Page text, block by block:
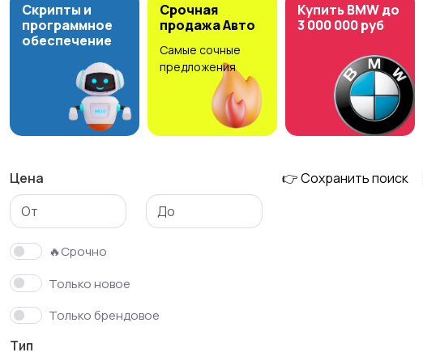
Детская одежда и
Скрипты и
программное
обеспечение
Срочная
продажа Авто
Самые сочные
предложения
Купить BMW до
3 000 000 руб
Цена
🔥Срочно
Только новое
Только брендовое
Тип
👉 Сохранить поиск